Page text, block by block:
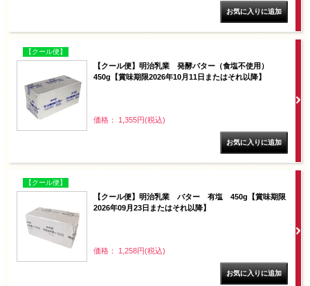
【クール便】
【クール便】明治乳業 発酵バター（食塩不使用）
450g【賞味期限2026年10月11日またはそれ以降】
価格： 1,355円(税込)
【クール便】
【クール便】明治乳業 バター 有塩 450g【賞味期限
2026年09月23日またはそれ以降】
価格： 1,258円(税込)